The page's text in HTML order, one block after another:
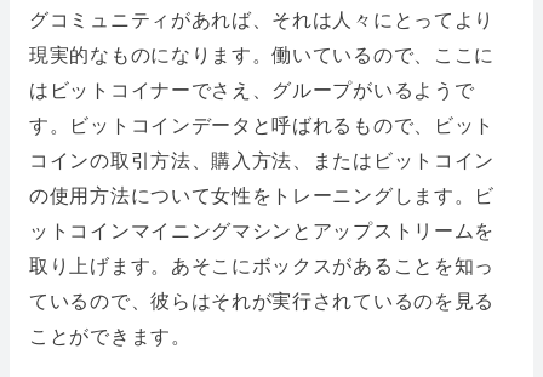
グコミュニティがあれば、それは人々にとってより
現実的なものになります。働いているので、ここに
はビットコイナーでさえ、グループがいるようで
す。ビットコインデータと呼ばれるもので、ビット
コインの取引方法、購入方法、またはビットコイン
の使用方法について女性をトレーニングします。ビ
ットコインマイニングマシンとアップストリームを
取り上げます。あそこにボックスがあることを知っ
ているので、彼らはそれが実行されているのを見る
ことができます。